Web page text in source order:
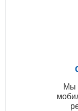
Мы